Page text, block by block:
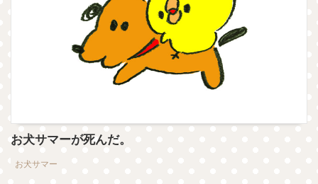
お犬サマーが死んだ。
お犬サマー